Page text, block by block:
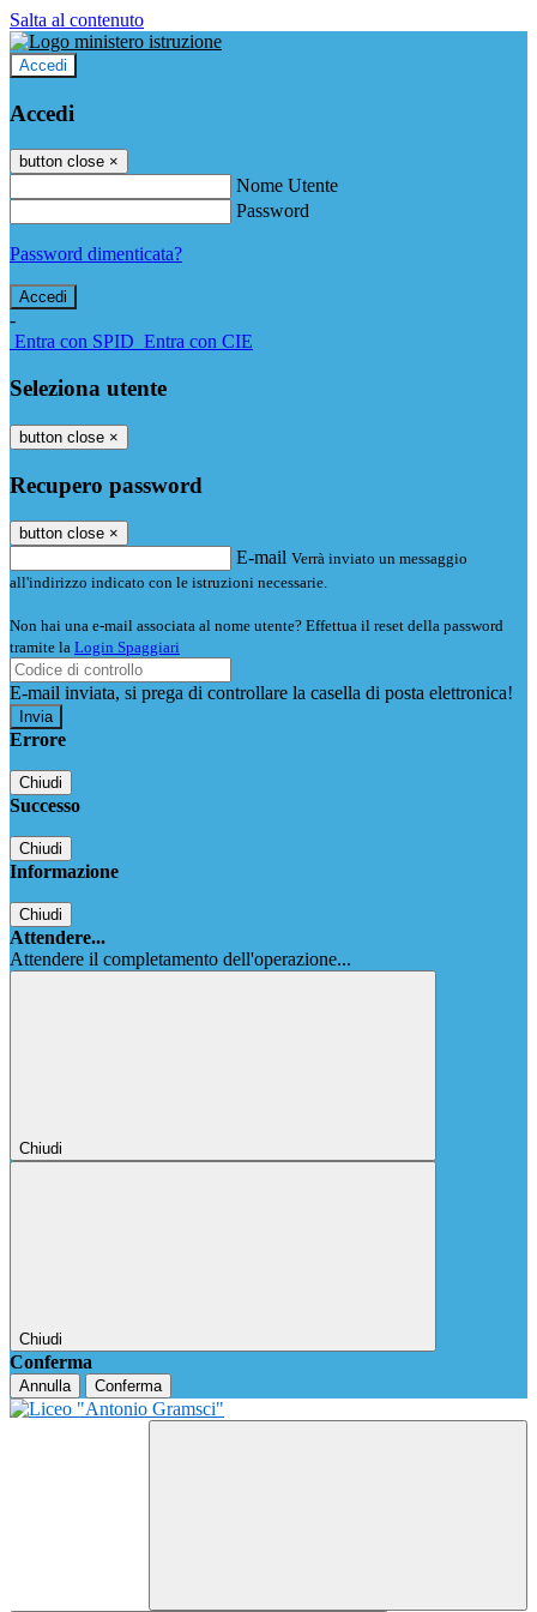
Salta al contenuto
Accedi
Accedi
button close ×
Nome Utente
Password
Password dimenticata?
-
Entra con SPID Entra con CIE
Seleziona utente
button close ×
Recupero password
button close ×
E-mail Verrà inviato un messaggio
all'indirizzo indicato con le istruzioni necessarie.
Non hai una e-mail associata al nome utente? Effettua il reset della password
tramite la Login Spaggiari
E-mail inviata, si prega di controllare la casella di posta elettronica!
Errore
Chiudi
Successo
Chiudi
Informazione
Chiudi
Attendere...
Attendere il completamento dell'operazione...
Chiudi
Chiudi
Conferma
Annulla Conferma